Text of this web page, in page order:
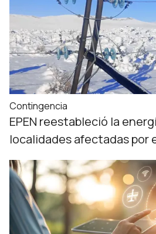
Contingencia
EPEN reestableció la
localidades afectadas por